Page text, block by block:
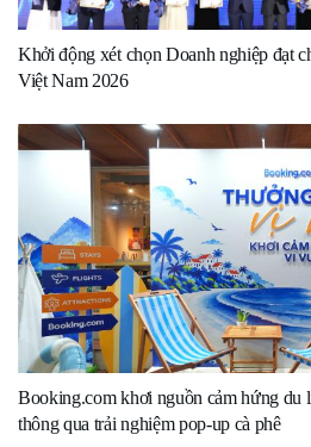
Khởi động xét chọn Doanh nghiệp đạt
Việt Nam 2026
Booking.com khơi nguồn cảm hứng du
thông qua trải nghiệm pop-up cà phê